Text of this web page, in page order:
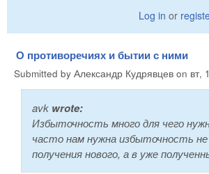
Log in or
О противоречиях и бытии с ними
Submitted by Александр Кудрявцев on вт,
avk wrote:
Избыточность много для чего
часто нам нужна избыточность
получения нового, а в уже